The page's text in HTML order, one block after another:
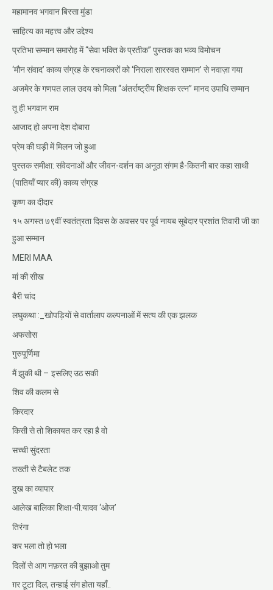
महामानव भगवान बिरसा मुंडा
साहित्य का महत्त्व और उद्देश्य
प्रतिभा सम्मान समारोह में “सेवा भक्ति के प्रतीक” पुस्तक का भव्य विमोचन
‘मौन संवाद’ काव्य संग्रह के रचनाकारों को ‘निराला सारस्वत सम्मान’ से नवाज़ा गया
अजमेर के गणपत लाल उदय को मिला “अंतर्राष्ट्रीय शिक्षक रत्न” मानद उपाधि सम्मान
तू ही भगवान राम
आजाद हो अपना देश दोबारा
प्रेम की घड़ी में मिलन जो हुआ
पुस्तक समीक्षा: संवेदनाओं और जीवन-दर्शन का अनूठा संगम है-कितनी बार कहा साथी
(पातियाँ प्यार की) काव्य संग्रह
कृष्ण का दीदार
१५ अगस्त ७९वीं स्वतंत्रता दिवस के अवसर पर पूर्व नायब सूबेदार प्रशांत तिवारी जी का
हुआ सम्मान
MERI MAA
मां की सीख
बैरी चांद
लघुकथा :_खोपड़ियों से वार्तालाप कल्पनाओं में सत्य की एक झलक
अफसोस
गुरुपूर्णिमा
मैं झुकी थी – इसलिए उठ सकी
शिव की कलम से
किरदार
किसी से तो शिकायत कर रहा है वो
सच्ची सुंदरता
तख्ती से टैबलेट तक
दुख का व्यापार
आलेख बालिका शिक्षा-पी.यादव ‘ओज’
तिरंगा
कर भला तो हो भला
दिलों से आग नफ़रत की बुझाओ तुम
ग़र टूटा दिल, तन्हाई संग होता यहाँ..